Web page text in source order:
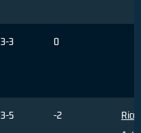
3-3 0
3-5 -2
Ricci